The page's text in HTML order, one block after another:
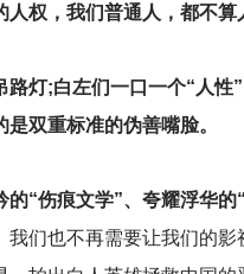
权，我们普通人，都不算
灯;白左们一口一个“人性
双重标准的伪善嘴脸。
“伤痕文学”、夸耀浮华
我们也不再需要让我们的